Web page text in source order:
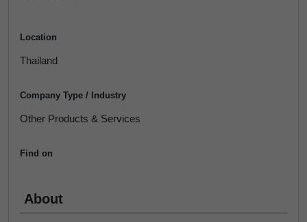
Location
Thailand
Company Type / Industry
Other Products & Services
Find on
About